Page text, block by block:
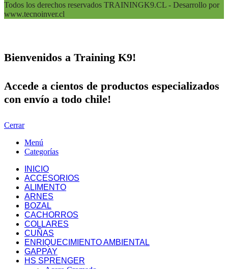
Todos los derechos reservados TRAININGK9.CL - Desarrollo por
www.tecnoinver.cl
Bienvenidos a Training K9!
Accede a cientos de productos especializados
con envío a todo chile!
Cerrar
Menú
Categorías
INICIO
ACCESORIOS
ALIMENTO
ARNES
BOZAL
CACHORROS
COLLARES
CUÑAS
ENRIQUECIMIENTO AMBIENTAL
GAPPAY
HS SPRENGER